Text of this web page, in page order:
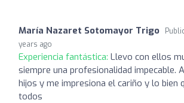
María Nazaret Sotomayor Trigo
years ago
Experiencia fantástica: Llevo con ellos
siempre una profesionalidad impecable.
hijos y me impresiona el cariño y lo bien
todos